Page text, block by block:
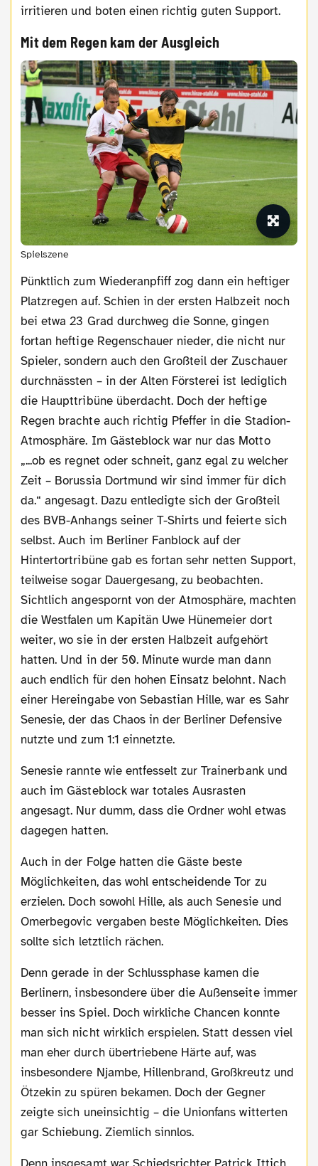
irritieren und boten einen richtig guten Support.
Mit dem Regen kam der Ausgleich
Spielszene
Pünktlich zum Wiederanpfiff zog dann ein heftiger
Platzregen auf. Schien in der ersten Halbzeit noch
bei etwa 23 Grad durchweg die Sonne, gingen
fortan heftige Regenschauer nieder, die nicht nur
Spieler, sondern auch den Großteil der Zuschauer
durchnässten – in der Alten Försterei ist lediglich
die Haupttribüne überdacht. Doch der heftige
Regen brachte auch richtig Pfeffer in die Stadion-
Atmosphäre. Im Gästeblock war nur das Motto
„...ob es regnet oder schneit, ganz egal zu welcher
Zeit – Borussia Dortmund wir sind immer für dich
da.“ angesagt. Dazu entledigte sich der Großteil
des BVB-Anhangs seiner T-Shirts und feierte sich
selbst. Auch im Berliner Fanblock auf der
Hintertortribüne gab es fortan sehr netten Support,
teilweise sogar Dauergesang, zu beobachten.
Sichtlich angespornt von der Atmosphäre, machten
die Westfalen um Kapitän Uwe Hünemeier dort
weiter, wo sie in der ersten Halbzeit aufgehört
hatten. Und in der 50. Minute wurde man dann
auch endlich für den hohen Einsatz belohnt. Nach
einer Hereingabe von Sebastian Hille, war es Sahr
Senesie, der das Chaos in der Berliner Defensive
nutzte und zum 1:1 einnetzte.
Senesie rannte wie entfesselt zur Trainerbank und
auch im Gästeblock war totales Ausrasten
angesagt. Nur dumm, dass die Ordner wohl etwas
dagegen hatten.
Auch in der Folge hatten die Gäste beste
Möglichkeiten, das wohl entscheidende Tor zu
erzielen. Doch sowohl Hille, als auch Senesie und
Omerbegovic vergaben beste Möglichkeiten. Dies
sollte sich letztlich rächen.
Denn gerade in der Schlussphase kamen die
Berlinern, insbesondere über die Außenseite immer
besser ins Spiel. Doch wirkliche Chancen konnte
man sich nicht wirklich erspielen. Statt dessen viel
man eher durch übertriebene Härte auf, was
insbesondere Njambe, Hillenbrand, Großkreutz und
Ötzekin zu spüren bekamen. Doch der Gegner
zeigte sich uneinsichtig – die Unionfans witterten
gar Schiebung. Ziemlich sinnlos.